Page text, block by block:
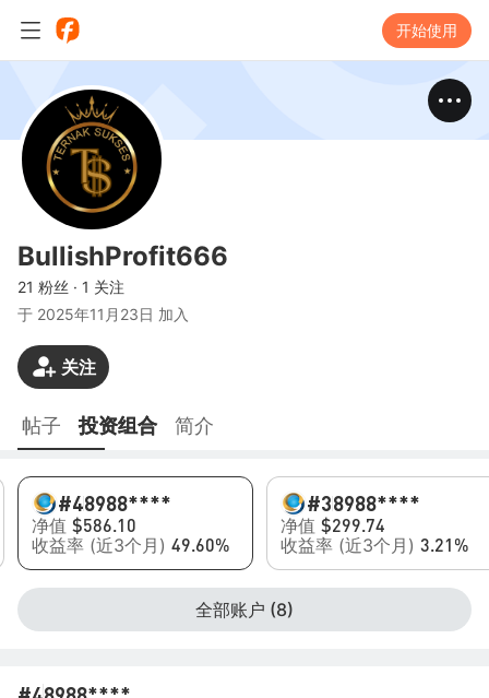
开始使用
BullishProfit666
21 粉丝 · 1 关注
于 2025年11月23日 加入
关注
帖子 投资组合 简介
#48988****
净值 $586.10
收益率 (近3个月) 49.60%
#38988****
净值 $299.74
收益率 (近3个月) 3.21%
全部账户 (8)